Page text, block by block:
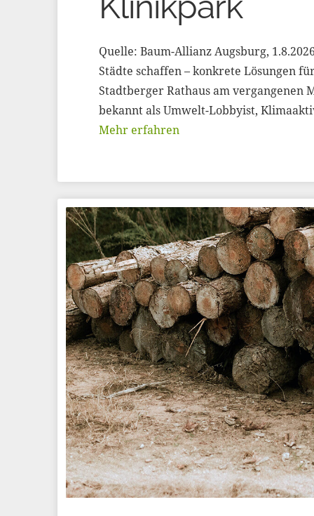
Quelle: Baum-Allianz Augsburg,
Städte schaffen – konkrete Lösungen
Stadtberger Rathaus am vergangenen
bekannt als Umwelt-Lobbyist,
Mehr erfahren